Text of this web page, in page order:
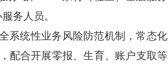
务人员。
系统性业务风险防范机制，常态化
配合开展零报、生育、账户支取等